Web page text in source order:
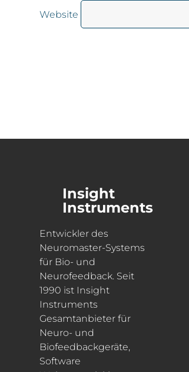
Website
Insight
Instruments
Entwickler des
Neuromaster-Systems
für Bio- und
Neurofeedback. Seit
1990 ist Insight
Instruments
Gesamtanbieter für
Neuro- und
Biofeedbackgeräte,
Software